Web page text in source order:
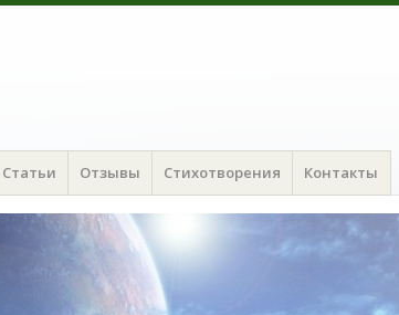
Статьи Отзывы Стихотворения Контакты